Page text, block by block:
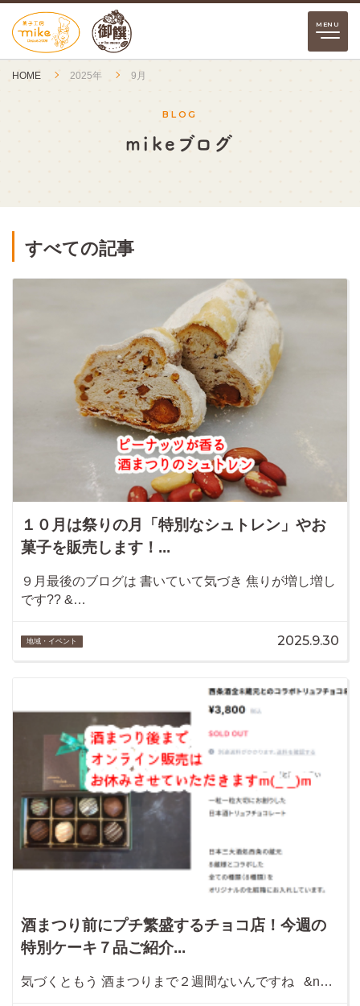
HOME 2025年 9月
BLOG
mikeブログ
すべての記事
１０月は祭りの月「特別なシュトレン」やお
菓子を販売します！...
９月最後のブログは 書いていて気づき 焦りが増し増し
です?? &…
地域・イベント 2025.9.30
酒まつり前にプチ繁盛するチョコ店！今週の
特別ケーキ７品ご紹介...
気づくともう 酒まつりまで２週間ないんですね &n…